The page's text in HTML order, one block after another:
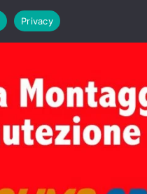
PRIMA ACCENSIONE
Privacy